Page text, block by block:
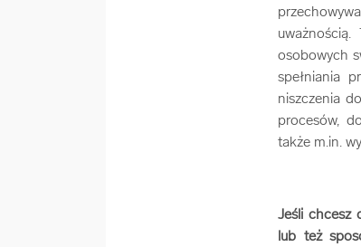
osobowych
spełniania
niszczenia
procesów,
także m.in.
Jeśli chcesz
lub też